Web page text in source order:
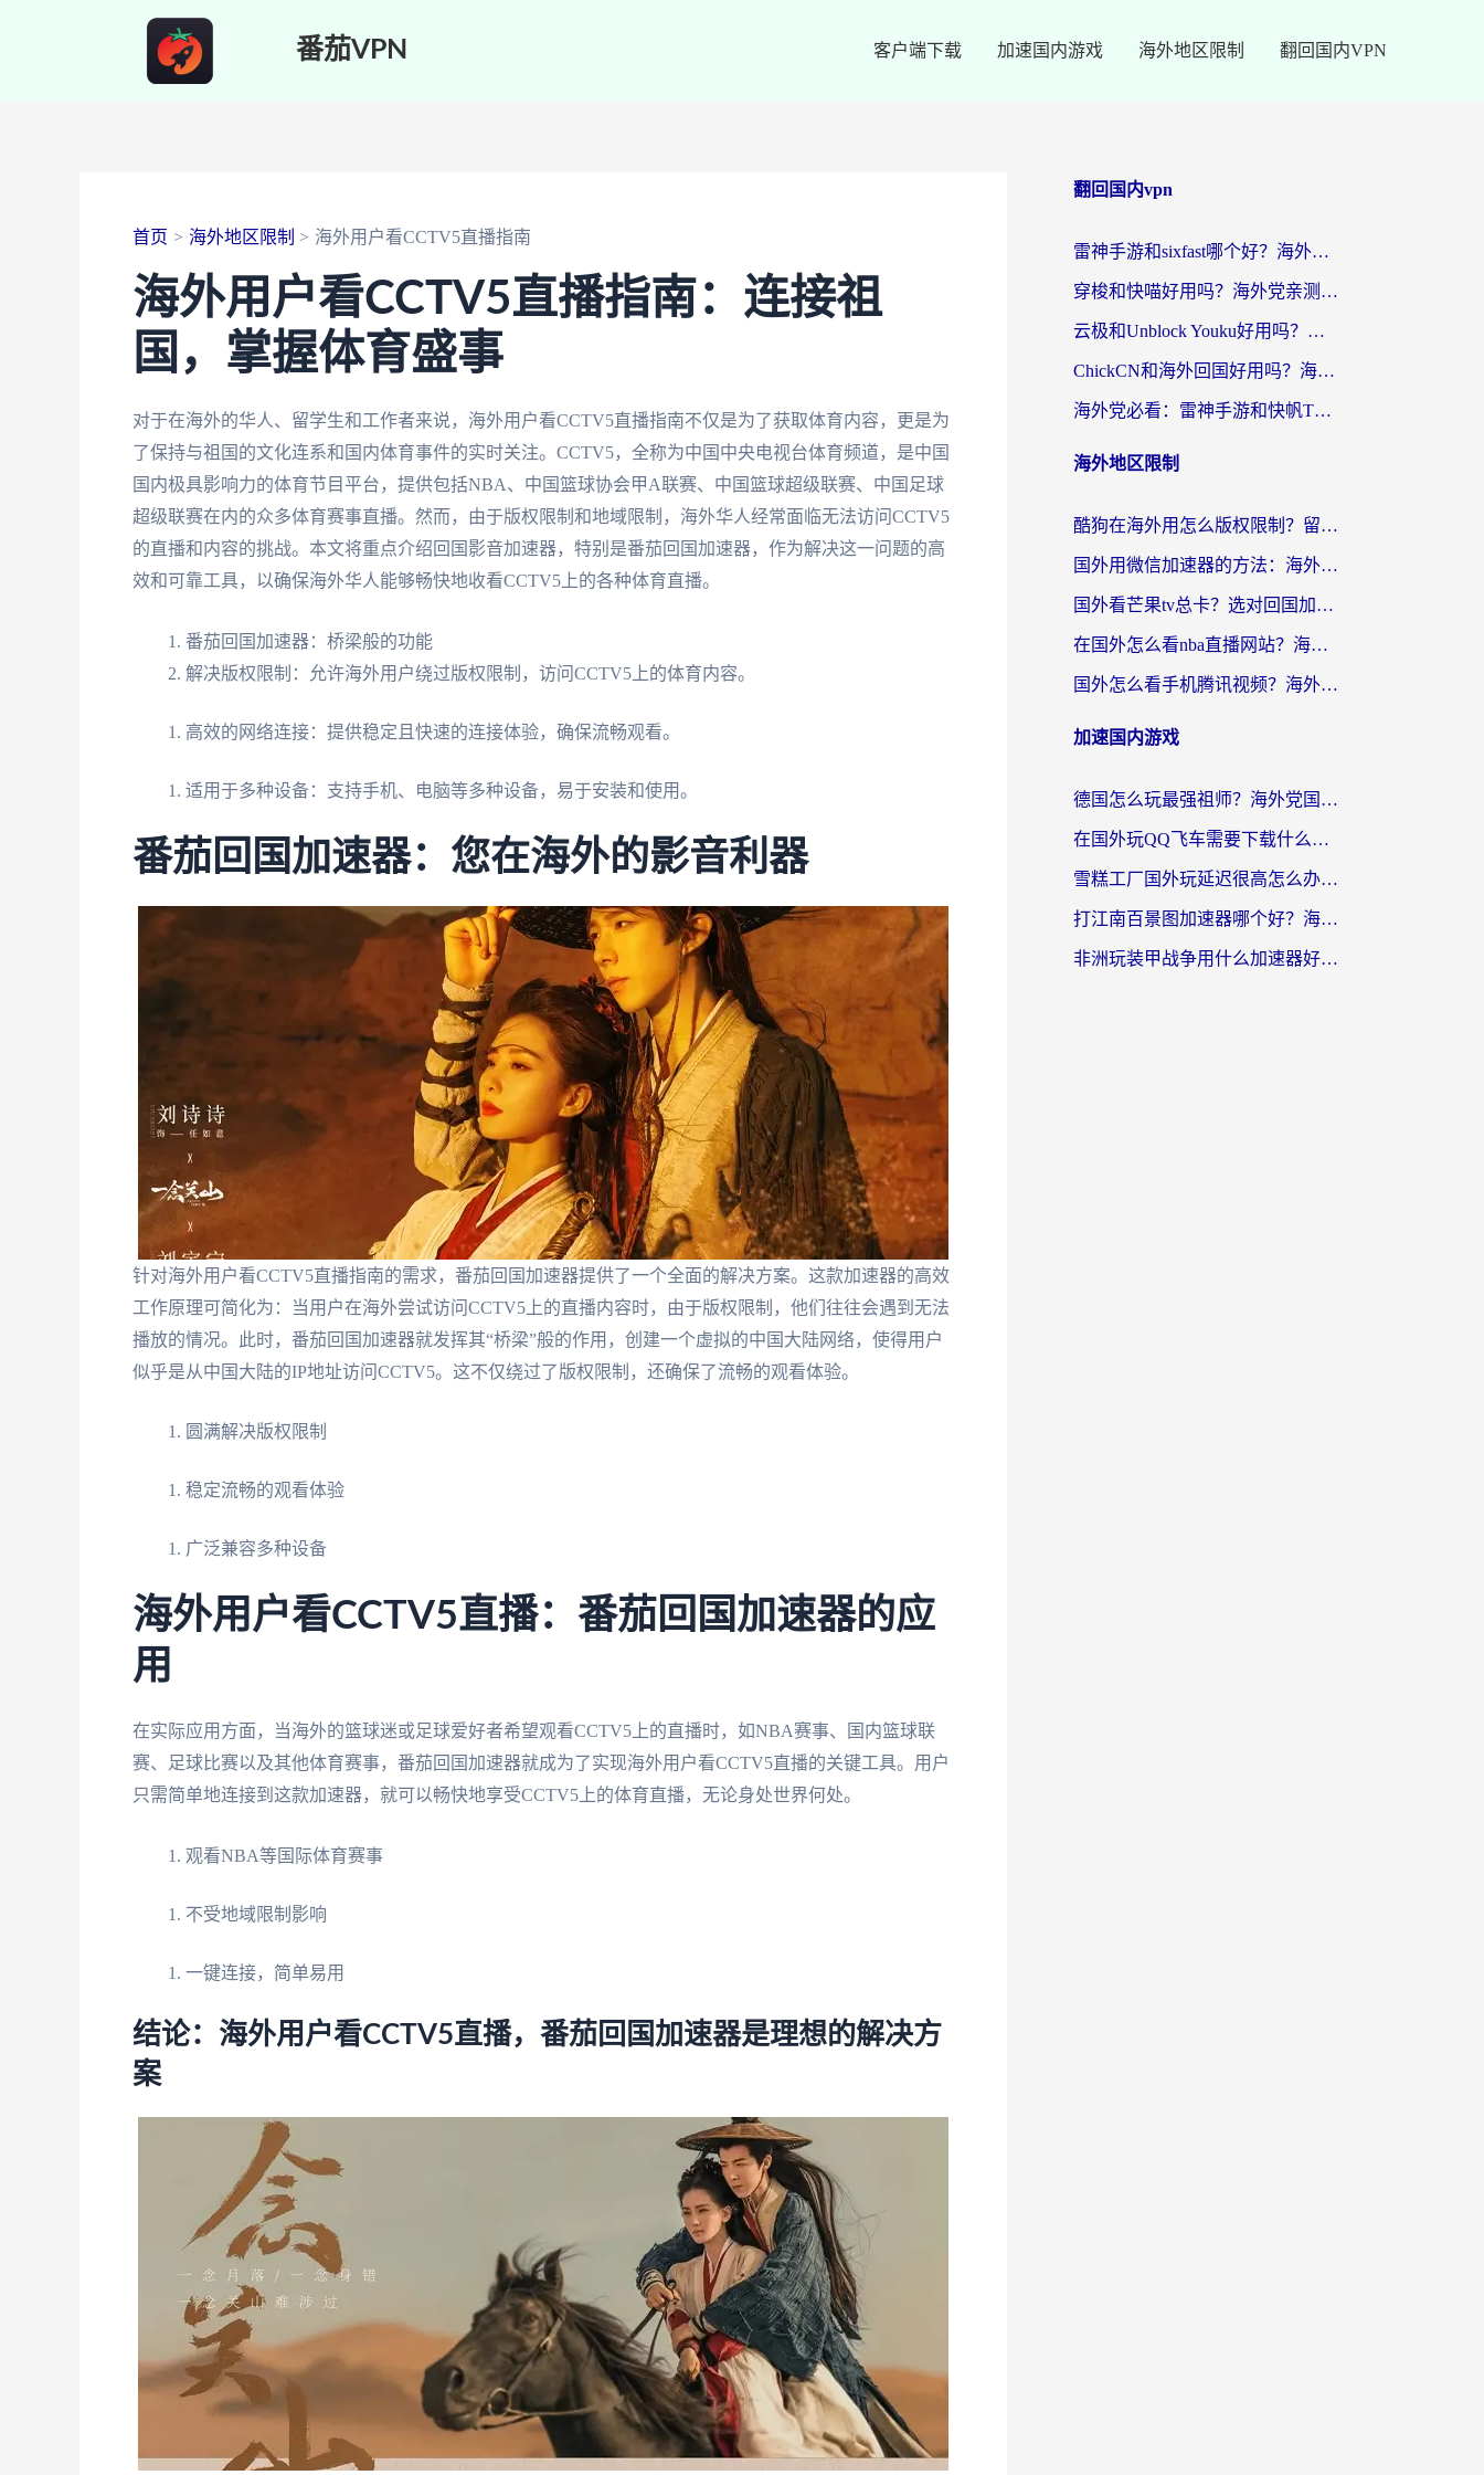
番茄VPN 客户端下载 加速国内游戏 海外地区限制 翻回国内VPN
首页 海外地区限制 海外用户看CCTV5直播指南
海外用户看CCTV5直播指南：连接祖
国，掌握体育盛事
对于在海外的华人、留学生和工作者来说，海外用户看CCTV5直播指南不仅是为了获取体育内容，更是为
了保持与祖国的文化连系和国内体育事件的实时关注。CCTV5，全称为中国中央电视台体育频道，是中国
国内极具影响力的体育节目平台，提供包括NBA、中国篮球协会甲A联赛、中国篮球超级联赛、中国足球
超级联赛在内的众多体育赛事直播。然而，由于版权限制和地域限制，海外华人经常面临无法访问CCTV5
的直播和内容的挑战。本文将重点介绍回国影音加速器，特别是番茄回国加速器，作为解决这一问题的高
效和可靠工具，以确保海外华人能够畅快地收看CCTV5上的各种体育直播。
番茄回国加速器：桥梁般的功能
解决版权限制：允许海外用户绕过版权限制，访问CCTV5上的体育内容。
高效的网络连接：提供稳定且快速的连接体验，确保流畅观看。
适用于多种设备：支持手机、电脑等多种设备，易于安装和使用。
番茄回国加速器：您在海外的影音利器
针对海外用户看CCTV5直播指南的需求，番茄回国加速器提供了一个全面的解决方案。这款加速器的高效
工作原理可简化为：当用户在海外尝试访问CCTV5上的直播内容时，由于版权限制，他们往往会遇到无法
播放的情况。此时，番茄回国加速器就发挥其“桥梁”般的作用，创建一个虚拟的中国大陆网络，使得用户
似乎是从中国大陆的IP地址访问CCTV5。这不仅绕过了版权限制，还确保了流畅的观看体验。
圆满解决版权限制
稳定流畅的观看体验
广泛兼容多种设备
海外用户看CCTV5直播：番茄回国加速器的应
用
在实际应用方面，当海外的篮球迷或足球爱好者希望观看CCTV5上的直播时，如NBA赛事、国内篮球联
赛、足球比赛以及其他体育赛事，番茄回国加速器就成为了实现海外用户看CCTV5直播的关键工具。用户
只需简单地连接到这款加速器，就可以畅快地享受CCTV5上的体育直播，无论身处世界何处。
观看NBA等国际体育赛事
不受地域限制影响
一键连接，简单易用
结论：海外用户看CCTV5直播，番茄回国加速器是理想的解决方
案
翻回国内vpn
雷神手游和sixfast哪个好？海外党亲测3款回国加速器，教你选对不踩坑
穿梭和快喵好用吗？海外党亲测：小众加速器对比+番茄加速器深度体验
云极和Unblock Youku好用吗？海外党亲测+2026回国加速器避坑指南
ChickCN和海外回国好用吗？海外党2026亲测：从手游到影音，选对加速器的3个关键
海外党必看：雷神手游和快帆TV版好用吗？3步选对回国加速器不踩坑
海外地区限制
酷狗在海外用怎么版权限制？留学生亲测：3步解决听国内音乐难题
国外用微信加速器的方法：海外党无缝连接国内生活的实用指南
国外看芒果tv总卡？选对回国加速器，轻松追《浪姐》不费劲
在国外怎么看nba直播网站？海外党专属体育观赛指南，告别地区限制！
国外怎么看手机腾讯视频？海外党亲测有效的追剧加速器选择指南
加速国内游戏
德国怎么玩最强祖师？海外党国服游戏加速器选择全攻略（附宝可梦Online实测）
在国外玩QQ飞车需要下载什么加速器呢？海外党亲测有效的国服游戏加速指南
雪糕工厂国外玩延迟很高怎么办？海外玩家国服游戏加速终极攻略（附实测推荐）
打江南百景图加速器哪个好？海外党踩坑N次后，终于找到不卡的秘诀
非洲玩装甲战争用什么加速器好？海外党亲测有效的国服游戏加速方案